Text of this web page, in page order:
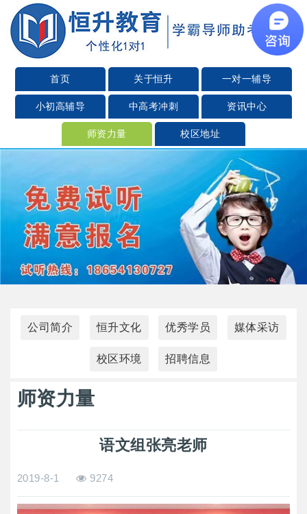
首页 关于恒升 一对一辅导
小初高辅导 中高考冲刺 资讯中心
师资力量 校区地址
公司简介 恒升文化 优秀学员 媒体采访
校区环境 招聘信息
师资力量
语文组张亮老师
2019-8-1 9274